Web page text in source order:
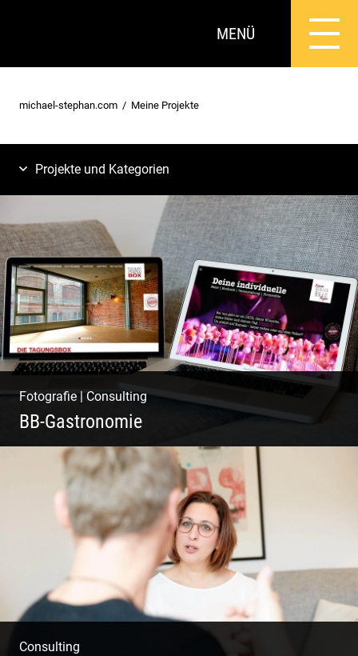
MENÜ
michael-stephan.com Meine Projekte
Projekte und Kategorien
Fotografie|Consulting
BB-Gastronomie
Fotografie, Marketing & Design
Consulting